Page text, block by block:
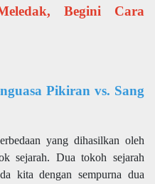
Begini Cara
Pikiran vs. Sang
yang dihasilkan oleh
sejarah. Dua tokoh sejarah
kita dengan sempurna dua